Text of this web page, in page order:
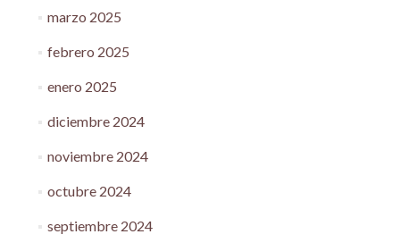
marzo 2025
febrero 2025
enero 2025
diciembre 2024
noviembre 2024
octubre 2024
septiembre 2024